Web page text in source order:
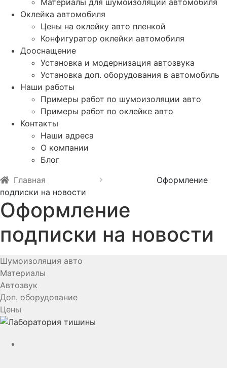
Оклейка автомобиля
Цены на оклейку авто пленкой
Конфигуратор оклейки автомобиля
Дооснащение
Установка и модернизация автозвука
Установка доп. оборудования в автомобиль
Наши работы
Примеры работ по шумоизоляции авто
Примеры работ по оклейке авто
Контакты
Наши адреса
О компании
Блог
Главная
Оформление
подписки на новости
Оформление
подписки на новости
Шумоизоляция авто
Материалы
Автозвук
Доп. оборудование
Цены